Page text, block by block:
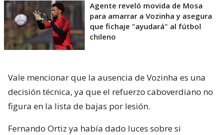
Agente reveló movida de Mosa
para amarrar a Vozinha y asegura
que fichaje "ayudará" al fútbol
chileno
Vale mencionar que la ausencia de Vozinha es una
decisión técnica, ya que el refuerzo caboverdiano no
figura en la lista de bajas por lesión.
Fernando Ortiz ya había dado luces sobre si